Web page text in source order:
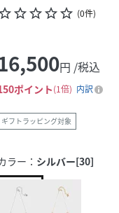
star_borderstar_borderstar_borderstar_border (0件)
円 /税込
ポイント 1倍 内訳
ギフトラッピング対象
ラー： シルバー[30]